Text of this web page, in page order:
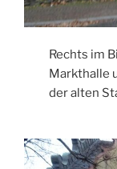
Rechts im
Markthalle
der alten